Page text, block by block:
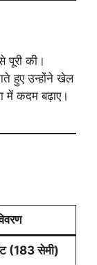
पूरी की।
हुए उन्होंने खेल
में कदम बढ़ाए।
(183 सेमी)